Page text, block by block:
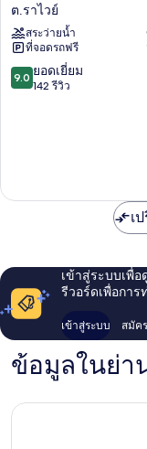
แฮม
แก
รนด์
ใน
หาน
ต.ราไวย์
สระว่ายน้ำ
ที่จอดรถฟรี
9.0
จาก
9.0 ยอดเยี่ยม
142 รีวิว
เ
เข้าสู่ระบบเพื่
รีวอร์ดเพื่อการ
เข้าสู่ระบบ สมัค
ข้อมูลในย่า